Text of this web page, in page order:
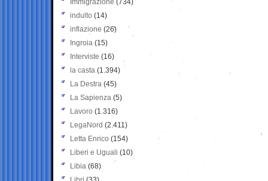
Immigrazione (734)
indulto (14)
inflazione (26)
Ingroia (15)
Interviste (16)
la casta (1.394)
La Destra (45)
La Sapienza (5)
Lavoro (1.316)
LegaNord (2.411)
Letta Enrico (154)
Liberi e Uguali (10)
Libia (68)